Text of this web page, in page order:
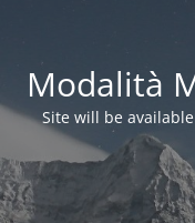
Modalità
Site will be